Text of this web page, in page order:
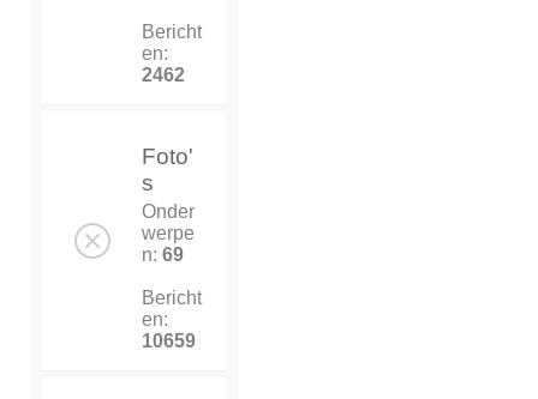
Bericht
en:
2462
Foto'
s
Onder
werpe
n: 69
Bericht
en:
10659